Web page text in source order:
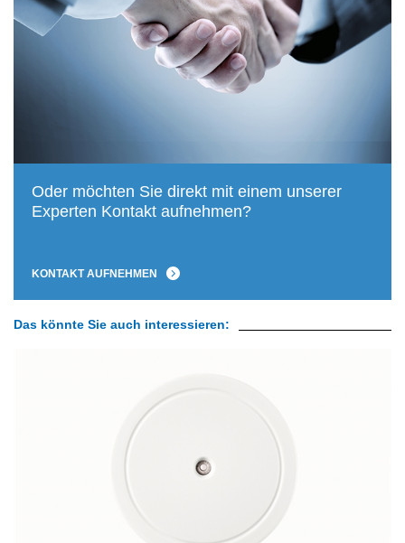
Oder möchten Sie direkt mit einem unserer
Experten Kontakt aufnehmen?
KONTAKT AUFNEHMEN
Das könnte Sie auch interessieren: